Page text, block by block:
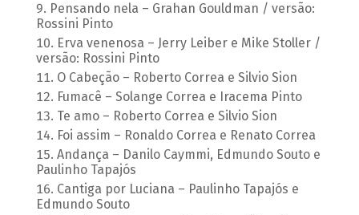
Pensando nela – Grahan Gouldman / versão:
Rossini Pinto
Erva venenosa – Jerry Leiber e Mike Stoller /
versão: Rossini Pinto
O Cabeção – Roberto Correa e Silvio Sion
Fumacê – Solange Correa e Iracema Pinto
Te amo – Roberto Correa e Silvio Sion
Foi assim – Ronaldo Correa e Renato Correa
Andança – Danilo Caymmi, Edmundo Souto e
Paulinho Tapajós
Cantiga por Luciana – Paulinho Tapajós e
Edmundo Souto